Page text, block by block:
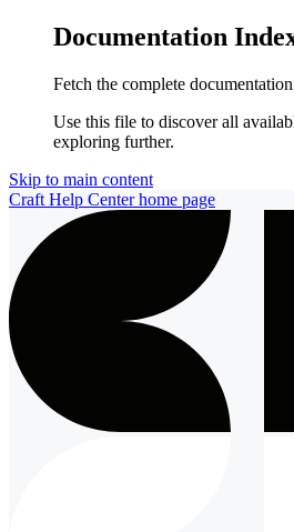
Documentation
Fetch the complete
Use this file to discover all
exploring further.
Skip to main content
Craft Help Centerhome page